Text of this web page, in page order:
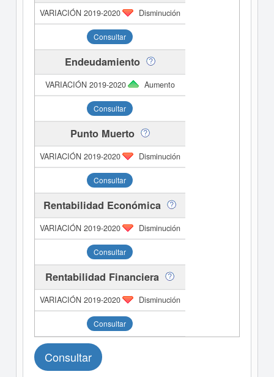
Disminución
Consultar
Endeudamiento
Aumento
Consultar
Punto Muerto
Disminución
Consultar
Rentabilidad Económica
Disminución
Consultar
Rentabilidad Financiera
Disminución
Consultar
Consultar